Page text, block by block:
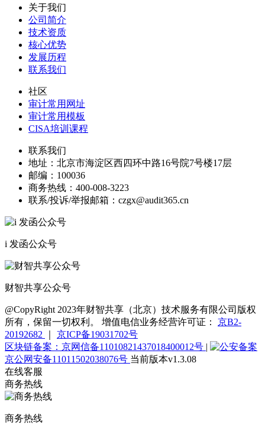
关于我们
公司简介
技术资质
核心优势
发展历程
联系我们
社区
审计常用网址
审计常用模板
CISA培训课程
联系我们
地址： 北京市海淀区西四环中路16号院7号楼17层
邮编： 100036
商务热线： 400-008-3223
联系/投诉/举报邮箱： czgx@audit365.cn
i 发函公众号
财智共享公众号
@CopyRight 2023年财智共享（北京）技术服务有限公司版权
所有，保留一切权利。 增值电信业务经营许可证： 京B2-
20192682
京ICP备19031702号
区块链备案：京网信备11010821437018400012号 |
京公网安备11011502038076号 当前版本v1.3.08
在线客服
商务热线
商务热线